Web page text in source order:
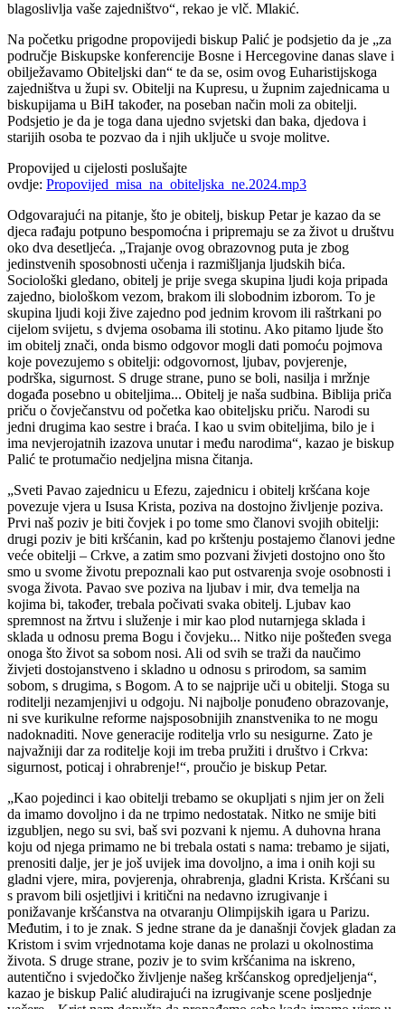
blagoslivlja vaše zajedništvo“, rekao je vlč. Mlakić.
Na početku prigodne propovijedi biskup Palić je podsjetio da je „za
područje Biskupske konferencije Bosne i Hercegovine danas slave i
obilježavamo Obiteljski dan“ te da se, osim ovog Euharistijskoga
zajedništva u župi sv. Obitelji na Kupresu, u župnim zajednicama u
biskupijama u BiH također, na poseban način moli za obitelji.
Podsjetio je da je toga dana ujedno svjetski dan baka, djedova i
starijih osoba te pozvao da i njih uključe u svoje molitve.
Propovijed u cijelosti poslušajte
ovdje: Propovijed_misa_na_obiteljska_ne.2024.mp3
Odgovarajući na pitanje, što je obitelj, biskup Petar je kazao da se
djeca rađaju potpuno bespomoćna i pripremaju se za život u društvu
oko dva desetljeća. „Trajanje ovog obrazovnog puta je zbog
jedinstvenih sposobnosti učenja i razmišljanja ljudskih bića.
Sociološki gledano, obitelj je prije svega skupina ljudi koja pripada
zajedno, biološkom vezom, brakom ili slobodnim izborom. To je
skupina ljudi koji žive zajedno pod jednim krovom ili raštrkani po
cijelom svijetu, s dvjema osobama ili stotinu. Ako pitamo ljude što
im obitelj znači, onda bismo odgovor mogli dati pomoću pojmova
koje povezujemo s obitelji: odgovornost, ljubav, povjerenje,
podrška, sigurnost. S druge strane, puno se boli, nasilja i mržnje
događa posebno u obiteljima... Obitelj je naša sudbina. Biblija priča
priču o čovječanstvu od početka kao obiteljsku priču. Narodi su
jedni drugima kao sestre i braća. I kao u svim obiteljima, bilo je i
ima nevjerojatnih izazova unutar i među narodima“, kazao je biskup
Palić te protumačio nedjeljna misna čitanja.
„Sveti Pavao zajednicu u Efezu, zajednicu i obitelj kršćana koje
povezuje vjera u Isusa Krista, poziva na dostojno življenje poziva.
Prvi naš poziv je biti čovjek i po tome smo članovi svojih obitelji:
drugi poziv je biti kršćanin, kad po krštenju postajemo članovi jedne
veće obitelji – Crkve, a zatim smo pozvani živjeti dostojno ono što
smo u svome životu prepoznali kao put ostvarenja svoje osobnosti i
svoga života. Pavao sve poziva na ljubav i mir, dva temelja na
kojima bi, također, trebala počivati svaka obitelj. Ljubav kao
spremnost na žrtvu i služenje i mir kao plod nutarnjega sklada i
sklada u odnosu prema Bogu i čovjeku... Nitko nije pošteđen svega
onoga što život sa sobom nosi. Ali od svih se traži da naučimo
živjeti dostojanstveno i skladno u odnosu s prirodom, sa samim
sobom, s drugima, s Bogom. A to se najprije uči u obitelji. Stoga su
roditelji nezamjenjivi u odgoju. Ni najbolje ponuđeno obrazovanje,
ni sve kurikulne reforme najsposobnijih znanstvenika to ne mogu
nadoknaditi. Nove generacije roditelja vrlo su nesigurne. Zato je
najvažniji dar za roditelje koji im treba pružiti i društvo i Crkva:
sigurnost, poticaj i ohrabrenje!“, proučio je biskup Petar.
„Kao pojedinci i kao obitelji trebamo se okupljati s njim jer on želi
da imamo dovoljno i da ne trpimo nedostatak. Nitko ne smije biti
izgubljen, nego su svi, baš svi pozvani k njemu. A duhovna hrana
koju od njega primamo ne bi trebala ostati s nama: trebamo je sijati,
prenositi dalje, jer je još uvijek ima dovoljno, a ima i onih koji su
gladni vjere, mira, povjerenja, ohrabrenja, gladni Krista. Kršćani su
s pravom bili osjetljivi i kritični na nedavno izrugivanje i
ponižavanje kršćanstva na otvaranju Olimpijskih igara u Parizu.
Međutim, i to je znak. S jedne strane da je današnji čovjek gladan za
Kristom i svim vrjednotama koje danas ne prolazi u okolnostima
života. S druge strane, poziv je to svim kršćanima na iskreno,
autentično i svjedočko življenje našeg kršćanskog opredjeljenja“,
kazao je biskup Palić aludirajući na izrugivanje scene posljednje